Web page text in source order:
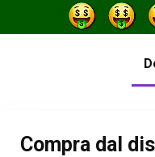
Compra dal